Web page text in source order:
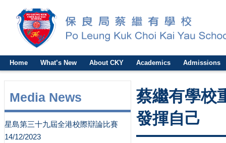
Home What’s New About CKY Academics Admissions
Media News
星島第三十九屆全港校際辯論比賽
14/12/2023
蔡繼有學校
發揮自己